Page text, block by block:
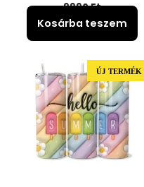
9990Ft
Kosárba teszem
ÚJ TERMÉK